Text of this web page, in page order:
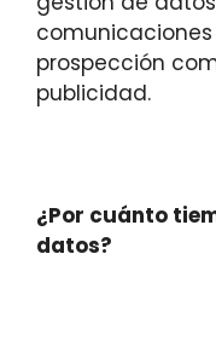
prospección
publicidad.
¿Por cuánto
datos?